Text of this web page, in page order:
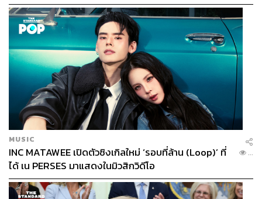
MUSIC
INC MATAWEE เปิดตัวซิงเกิลใหม่ ‘รอบที่ล้าน (Loop)’ ที่
ได้ เน PERSES มาแสดงในมิวสิกวิดีโอ
...